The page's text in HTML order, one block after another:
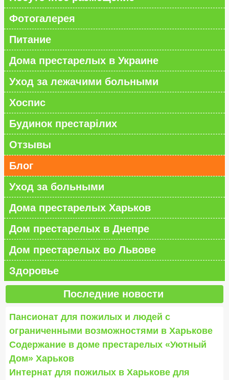
Фотогалерея
Питание
Дома престарелых в Украине
Уход за лежачими больными
Хоспис
Будинок престарілих
Отзывы
Блог
Уход за больными
Дома престарелых Харьков
Дом престарелых в Днепре
Дом престарелых во Львове
Здоровье
Последние новости
Пансионат для пожилых и людей с
ограниченными возможностями в Харькове
Содержание в доме престарелых «Уютный
Дом» Харьков
Интернат для пожилых в Харькове для